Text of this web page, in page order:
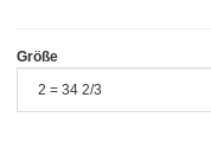
Größe